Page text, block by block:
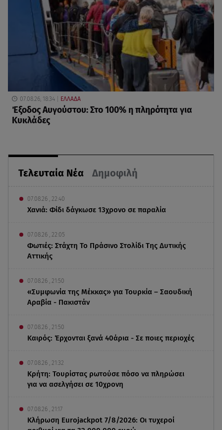
Τελευταία Νέα Δημοφιλή
07.08.26 , 22:40
Χανιά: Φίδι δάγκωσε 13χρονο σε παραλία
07.08.26 , 22:05
Φωτιές: Στάχτη Το Πράσινο Στολίδι Της Δυτικής
Αττικής
07.08.26 , 21:50
«Συμφωνία της Μέκκας» για Τουρκία – Σαουδική
Αραβία - Πακιστάν
07.08.26 , 21:50
Καιρός: Έρχονται ξανά 40άρια - Σε ποιες περιοχές
07.08.26 , 21:32
Κρήτη: Τουρίστας ρωτούσε πόσο να πληρώσει
για να ασελγήσει σε 10χρονη
07.08.26 , 21:17
Κλήρωση Eurojackpot 7/8/2026: Οι τυχεροί
07.08.26, 18:34 ΕΛΛΑΔΑ
Έξοδος Αυγούστου: Στο 100% η πληρότητα για
Κυκλάδες